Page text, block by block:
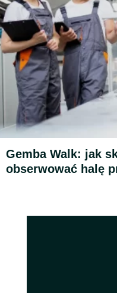
Gemba Walk: jak
obserwować halę